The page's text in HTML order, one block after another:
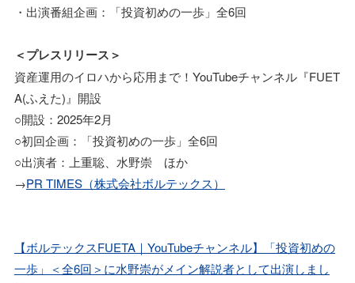
・出演番組企画：「投資初めの一歩」全6回
＜プレスリリース＞
資産運用のイロハから応用まで！YouTubeチャンネル『FUET
A(ふえた)』開設
○開設：2025年2月
○初回企画：「投資初めの一歩」全6回
○出演者：上重聡、水野崇 ほか
→PR TIMES（株式会社ボルテックス）
【ボルテックスFUETA｜YouTubeチャンネル】「投資初めの
一歩」＜全6回＞に水野崇がメイン解説者として出演しまし